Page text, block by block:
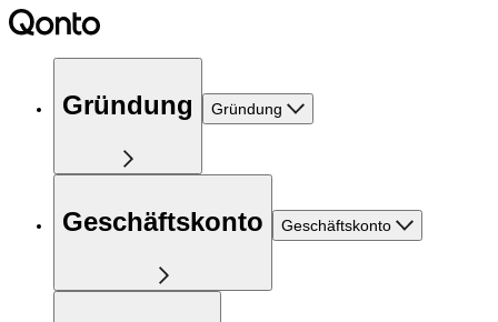
Gründung Gründung
Geschäftskonto Geschäftskonto